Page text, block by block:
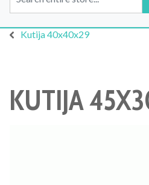
Kutija 40x40x29
KUTIJA